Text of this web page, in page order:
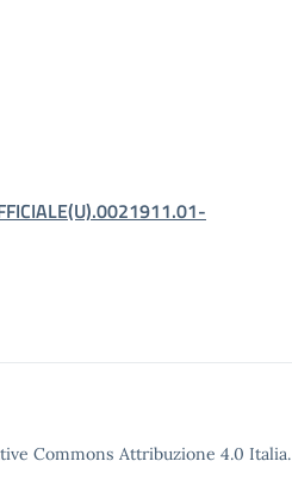
Commons Attribuzione 4.0 Italia.